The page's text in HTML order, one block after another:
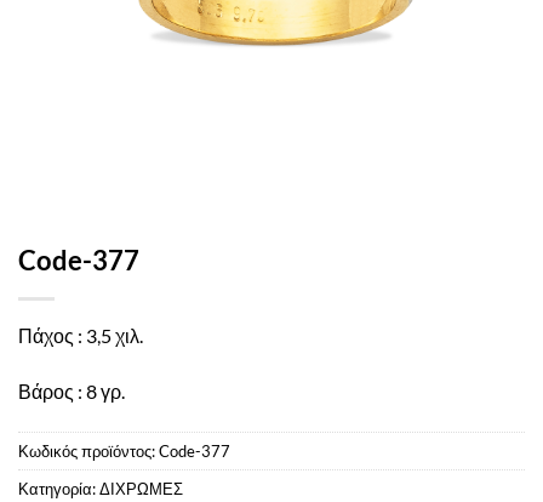
Code-377
Πάχος : 3,5 χιλ.
Βάρος : 8 γρ.
Κωδικός προϊόντος:Code-377
Κατηγορία:ΔΙΧΡΩΜΕΣ